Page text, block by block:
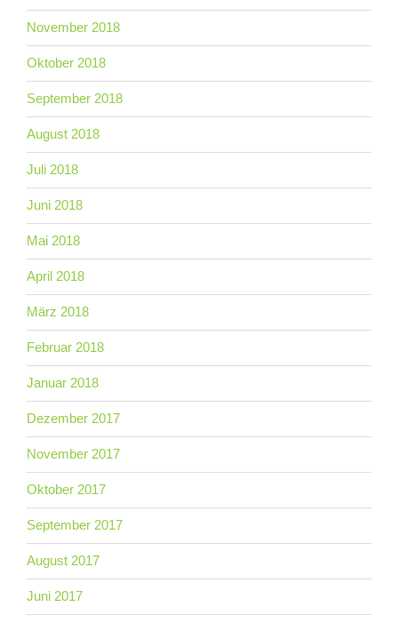
November 2018
Oktober 2018
September 2018
August 2018
Juli 2018
Juni 2018
Mai 2018
April 2018
März 2018
Februar 2018
Januar 2018
Dezember 2017
November 2017
Oktober 2017
September 2017
August 2017
Juni 2017